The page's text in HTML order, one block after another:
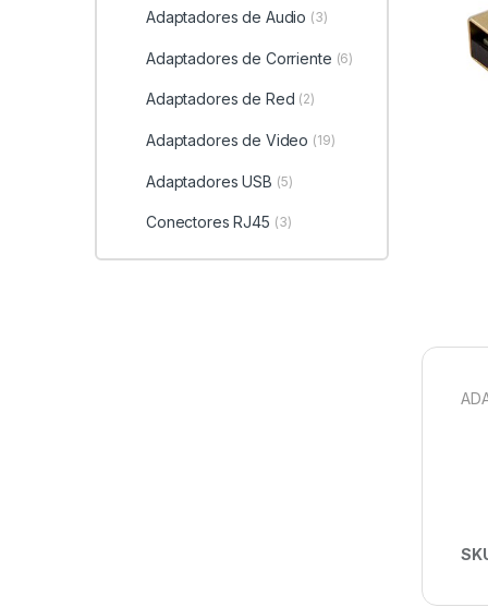
Adaptadores de Audio (3)
Adaptadores de Corriente (6)
Adaptadores de Red (2)
Adaptadores de Video (19)
Adaptadores USB (5)
Conectores RJ45 (3)